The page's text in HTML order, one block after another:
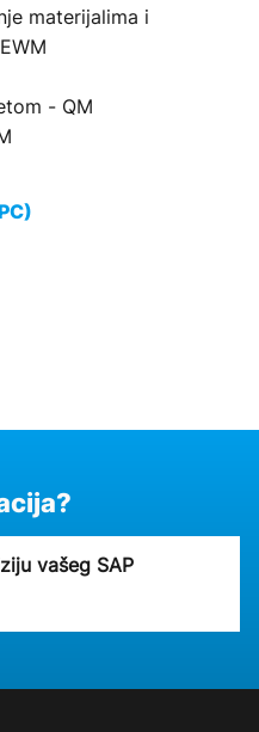
materijalima i
- QM
vašeg SAP